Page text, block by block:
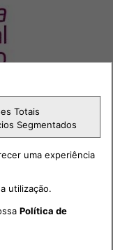
Totais
Segmentados
uma experiência
utilização.
Política de